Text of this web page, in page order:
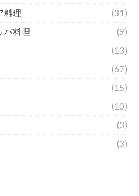
料理
(31)
パ料理
(9)
(13)
(67)
(15)
(10)
(3)
(3)